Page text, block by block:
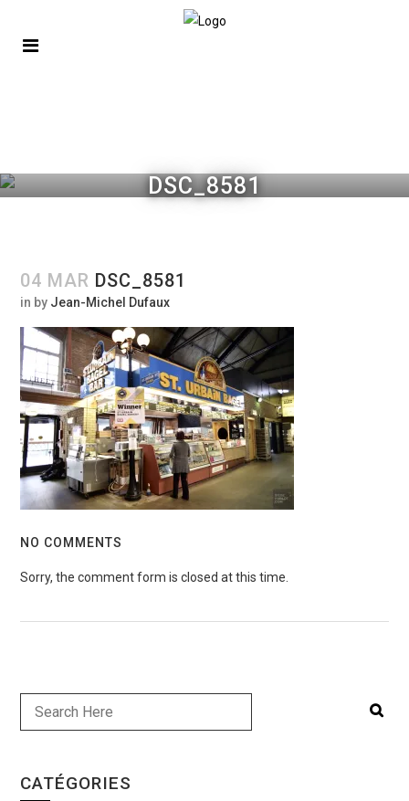
DSC_8581
04 MAR DSC_8581
in by Jean-Michel Dufaux
NO COMMENTS
Sorry, the comment form is closed at this time.
CATÉGORIES